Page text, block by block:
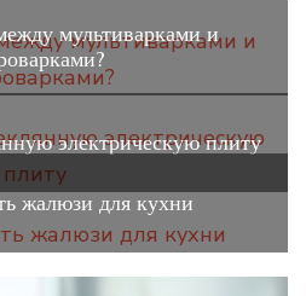
мультиварками и
электрическую плиту
жалюзи для кухни